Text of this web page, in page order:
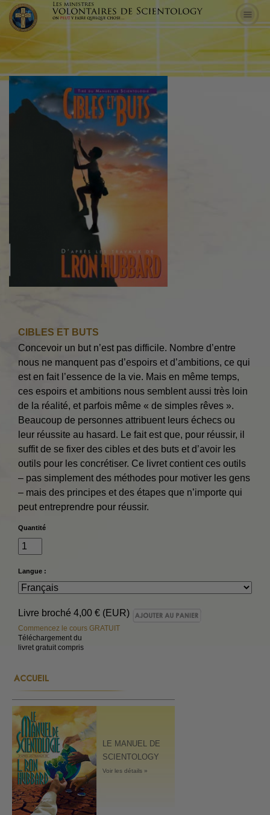
CIBLES ET BUTS
Concevoir un but n’est pas difficile. Nombre d’entre
nous ne manquent pas d’espoirs et d’ambitions, ce qui
est en fait l’essence de la vie. Mais en même temps,
ces espoirs et ambitions nous semblent aussi très loin
de la réalité, et parfois même « de simples rêves ».
Beaucoup de personnes attribuent leurs échecs ou
leur réussite au hasard. Le fait est que, pour réussir, il
suffit de se fixer des cibles et des buts et d’avoir les
outils pour les concrétiser. Ce livret contient ces outils
– pas simplement des méthodes pour motiver les gens
– mais des principes et des étapes que n’importe qui
peut entreprendre pour réussir.
Quantité
Langue :
Livre broché 4,00 € (EUR)
Commencez le cours GRATUIT
Téléchargement du
livret gratuit compris
ACCUEIL
LE MANUEL DE
SCIENTOLOGY
Voir les détails »